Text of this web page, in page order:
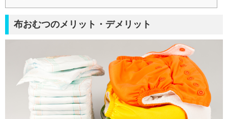
布おむつのメリット・デメリット